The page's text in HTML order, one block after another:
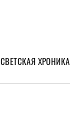
СВЕТСКАЯ ХРОНИКА